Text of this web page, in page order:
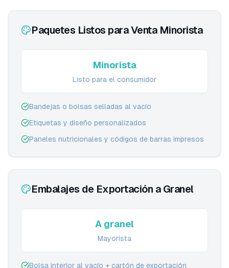
Paquetes Listos para Venta Minorista
Minorista
Listo para el consumidor
Bandejas o bolsas selladas al vacío
Etiquetas y diseño personalizados
Paneles nutricionales y códigos de barras impresos
Embalajes de Exportación a Granel
A granel
Mayorista
Bolsa interior al vacío + cartón de exportación